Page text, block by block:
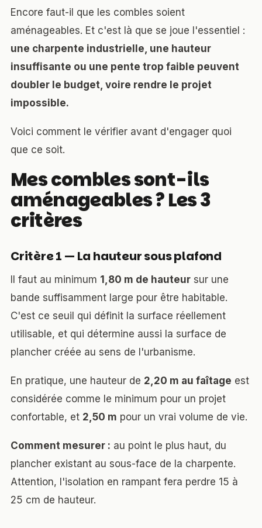
Encore faut-il que les combles soient
aménageables. Et c'est là que se joue l'essentiel :
une charpente industrielle, une hauteur
insuffisante ou une pente trop faible peuvent
doubler le budget, voire rendre le projet
impossible.
Voici comment le vérifier avant d'engager quoi
que ce soit.
Mes combles sont-ils
aménageables ? Les 3
critères
Critère 1 — La hauteur sous plafond
Il faut au minimum 1,80 m de hauteur sur une
bande suffisamment large pour être habitable.
C'est ce seuil qui définit la surface réellement
utilisable, et qui détermine aussi la surface de
plancher créée au sens de l'urbanisme.
En pratique, une hauteur de 2,20 m au faîtage est
considérée comme le minimum pour un projet
confortable, et 2,50 m pour un vrai volume de vie.
Comment mesurer : au point le plus haut, du
plancher existant au sous-face de la charpente.
Attention, l'isolation en rampant fera perdre 15 à
25 cm de hauteur.